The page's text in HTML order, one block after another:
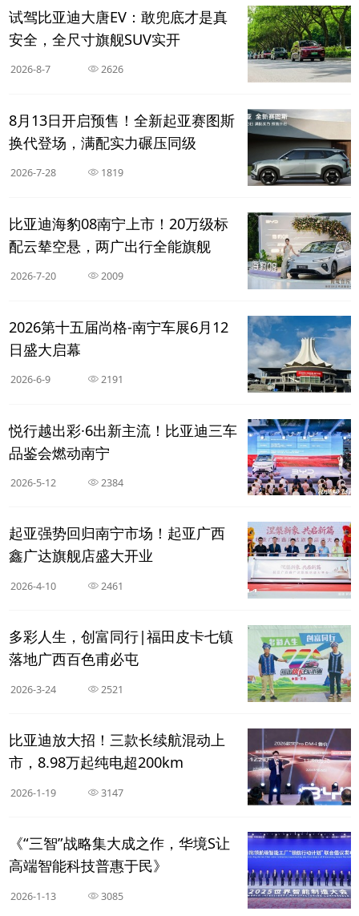
试驾比亚迪大唐EV：敢兜底才是真
安全，全尺寸旗舰SUV实开
2026-8-7 2626
8月13日开启预售！全新起亚赛图斯
换代登场，满配实力碾压同级
2026-7-28 1819
比亚迪海豹08南宁上市！20万级标
配云辇空悬，两广出行全能旗舰
2026-7-20 2009
2026第十五届尚格-南宁车展6月12
日盛大启幕
2026-6-9 2191
悦行越出彩·6出新主流！比亚迪三车
品鉴会燃动南宁
2026-5-12 2384
起亚强势回归南宁市场！起亚广西
鑫广达旗舰店盛大开业
2026-4-10 2461
多彩人生，创富同行|福田皮卡七镇
落地广西百色甫必屯
2026-3-24 2521
比亚迪放大招！三款长续航混动上
市，8.98万起纯电超200km
2026-1-19 3147
《“三智”战略集大成之作，华境S让
高端智能科技普惠于民》
2026-1-13 3085